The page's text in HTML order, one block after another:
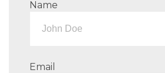
Name
Email